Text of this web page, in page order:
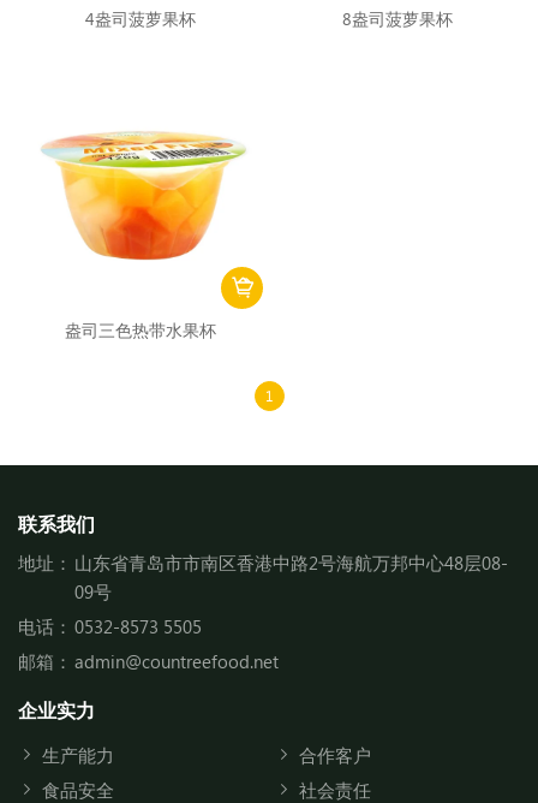
4盎司菠萝果杯 8盎司菠萝果杯
盎司三色热带水果杯
1
联系我们
地址： 山东省青岛市市南区香港中路2号海航万邦中心48层08-
09号
电话： 0532-8573 5505
邮箱： admin@countreefood.net
企业实力
生产能力
合作客户
食品安全
社会责任